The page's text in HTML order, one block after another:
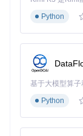
Python
基于大模型算
Python